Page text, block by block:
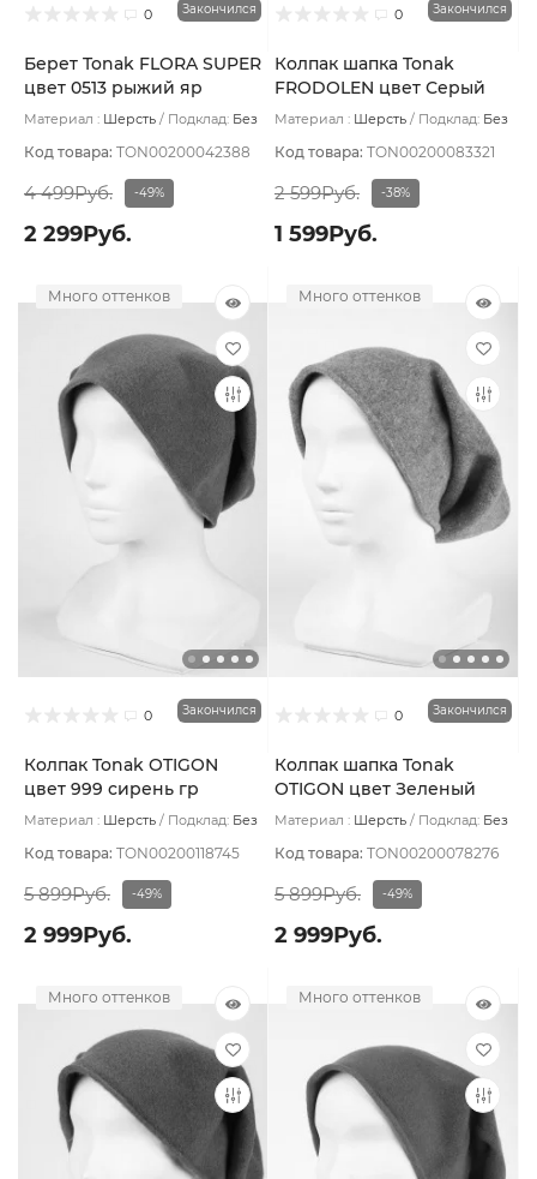
0 Закончился
Берет Tonak FLORA SUPER
цвет 0513 рыжий яр
Материал : Шерсть Подклад: Без
Код товара: TON00200042388
4 499Руб. -49%
2 299Руб.
0 Закончился
Колпак шапка Tonak
FRODOLEN цвет Серый
0844
Материал : Шерсть Подклад: Без
Код товара: TON00200083321
2 599Руб. -38%
1 599Руб.
Много оттенков
0 Закончился
Колпак Tonak OTIGON
цвет 999 сирень гр
Материал : Шерсть Подклад: Без
Код товара: TON00200118745
5 899Руб. -49%
2 999Руб.
Много оттенков
0 Закончился
Колпак шапка Tonak
OTIGON цвет Зеленый
0846
Материал : Шерсть Подклад: Без
Код товара: TON00200078276
5 899Руб. -49%
2 999Руб.
Много оттенков Много оттенков